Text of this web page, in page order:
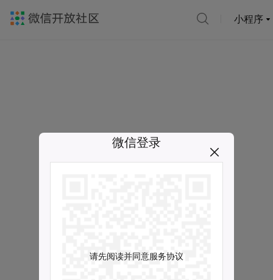
小程序
微信登录
请先阅读并同意服务协议